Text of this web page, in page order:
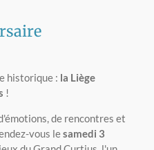
historique : la Liège
!
de rencontres et
vous lesamedi 3